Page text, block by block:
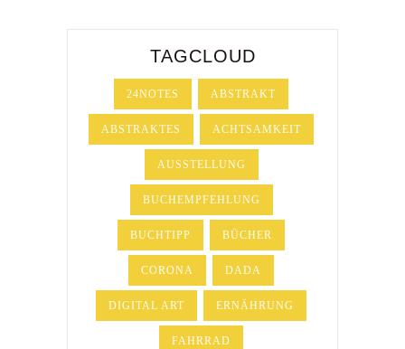
TAGCLOUD
24NOTES ABSTRAKT
ABSTRAKTES ACHTSAMKEIT
AUSSTELLUNG
BUCHEMPFEHLUNG
BUCHTIPP BÜCHER
CORONA DADA
DIGITAL ART ERNÄHRUNG
FAHRRAD